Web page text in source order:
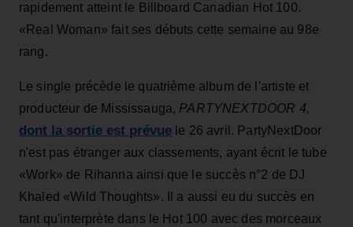
rapidement atteint le Billboard Canadian Hot 100.
«Real Woman» fait ses débuts cette semaine au 98e
rang.
Le single précède le quatrième album de l'artiste et
producteur de Mississauga, PARTYNEXTDOOR 4,
dont la sortie est prévue le 26 avril. PartyNextDoor
n'est pas étranger aux classements, ayant écrit le tube
«Work» de Rihanna ainsi que le succès n°2 de DJ
Khaled «Wild Thoughts». Il a aussi eu du succès en
tant qu'interprète dans le Hot 100 avec des morceaux